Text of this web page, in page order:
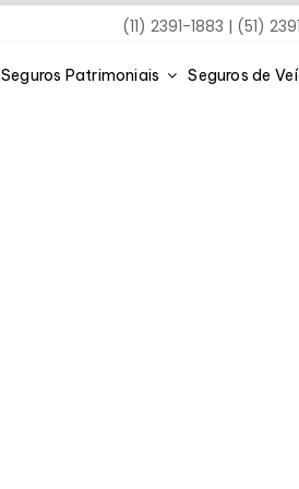
(11) 2391-1883 | (51)
Seguros Patrimoniais Seguros de